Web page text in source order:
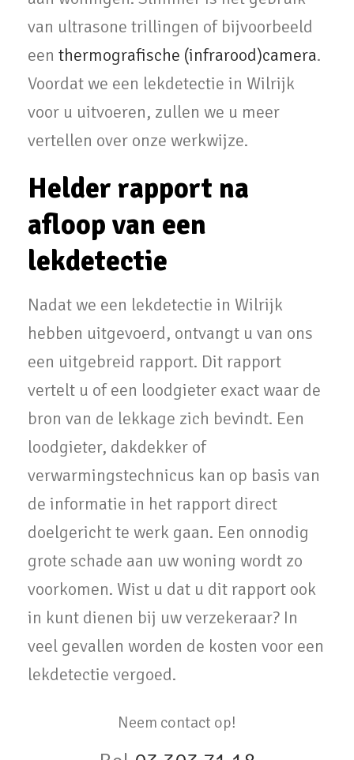
van ultrasone trillingen of bijvoorbeeld
een thermografische (infrarood)camera.
Voordat we een lekdetectie in Wilrijk
voor u uitvoeren, zullen we u meer
vertellen over onze werkwijze.
Helder rapport na
afloop van een
lekdetectie
Nadat we een lekdetectie in Wilrijk
hebben uitgevoerd, ontvangt u van ons
een uitgebreid rapport. Dit rapport
vertelt u of een loodgieter exact waar de
bron van de lekkage zich bevindt. Een
loodgieter, dakdekker of
verwarmingstechnicus kan op basis van
de informatie in het rapport direct
doelgericht te werk gaan. Een onnodig
grote schade aan uw woning wordt zo
voorkomen. Wist u dat u dit rapport ook
in kunt dienen bij uw verzekeraar? In
veel gevallen worden de kosten voor een
lekdetectie vergoed.
Neem contact op!